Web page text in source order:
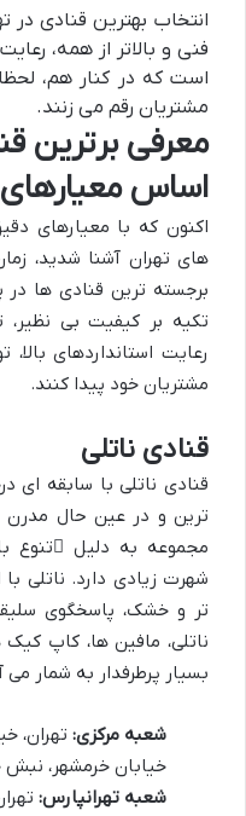
انتخاب بهترین قنادی در
فنی و بالاتر از همه،
است که در کنار هم،
مشتریان رقم می زنند.
معرفی برترین
اساس معیارهای
اکنون که با معیارهای
های تهران آشنا شدید،
برجسته ترین قنادی ها در
تکیه بر کیفیت بی
رعایت استانداردهای
مشتریان خود پیدا کنند.
قنادی ناتلی
ترین و در عین حال مدرن
مجموعه به دلیل
تنوع
شهرت زیادی دارد. ناتلی
تر و خشک، پاسخگوی
ناتلی، مافین ها، کاپ
بسیار پرطرفدار به شمار می
شعبه مرکزی: تهران،
خیابان خرمشهر، نبش
شعبه تهرانپارس: